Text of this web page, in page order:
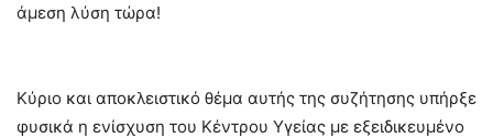
άμεση λύση τώρα!
Κύριο και αποκλειστικό θέμα αυτής της συζήτησης υπήρξε
φυσικά η ενίσχυση του Κέντρου Υγείας με εξειδικευμένο